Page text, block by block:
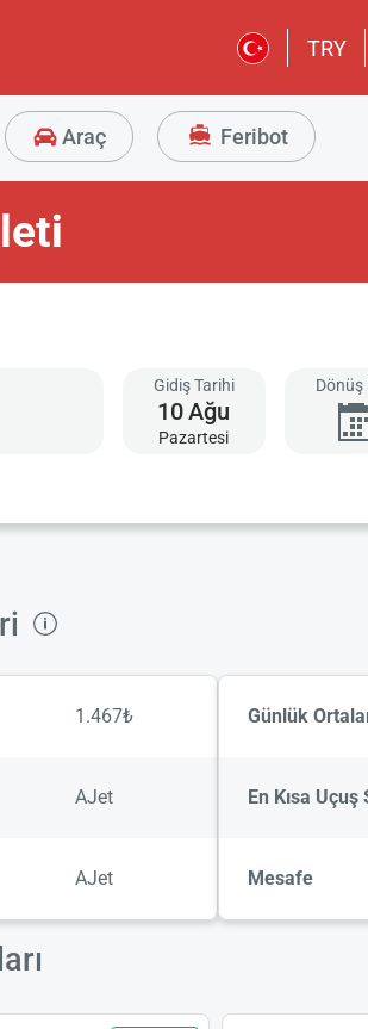
TRY
Araç Feribot
Gidiş Tarihi
10Ağu
Pazartesi
Dönüş
1.467₺
AJet
AJet
Günlük
En Kısa Uçuş
Mesafe